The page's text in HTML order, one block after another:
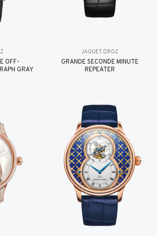
OFF-
GRAY
JAQUET DROZ
GRANDE SECONDE MINUTE
REPEATER